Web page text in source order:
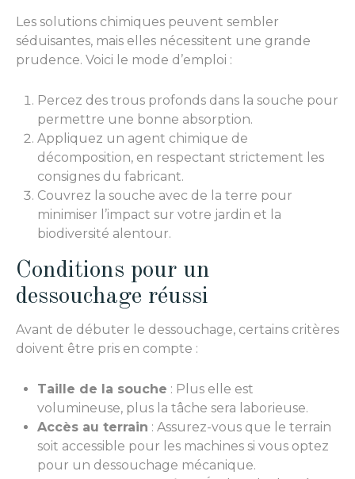
Les solutions chimiques peuvent sembler
séduisantes, mais elles nécessitent une grande
prudence. Voici le mode d’emploi :
Percez des trous profonds dans la souche pour
permettre une bonne absorption.
Appliquez un agent chimique de
décomposition, en respectant strictement les
consignes du fabricant.
Couvrez la souche avec de la terre pour
minimiser l’impact sur votre jardin et la
biodiversité alentour.
Conditions pour un
dessouchage réussi
Avant de débuter le dessouchage, certains critères
doivent être pris en compte :
Taille de la souche : Plus elle est
volumineuse, plus la tâche sera laborieuse.
Accès au terrain : Assurez-vous que le terrain
soit accessible pour les machines si vous optez
pour un dessouchage mécanique.